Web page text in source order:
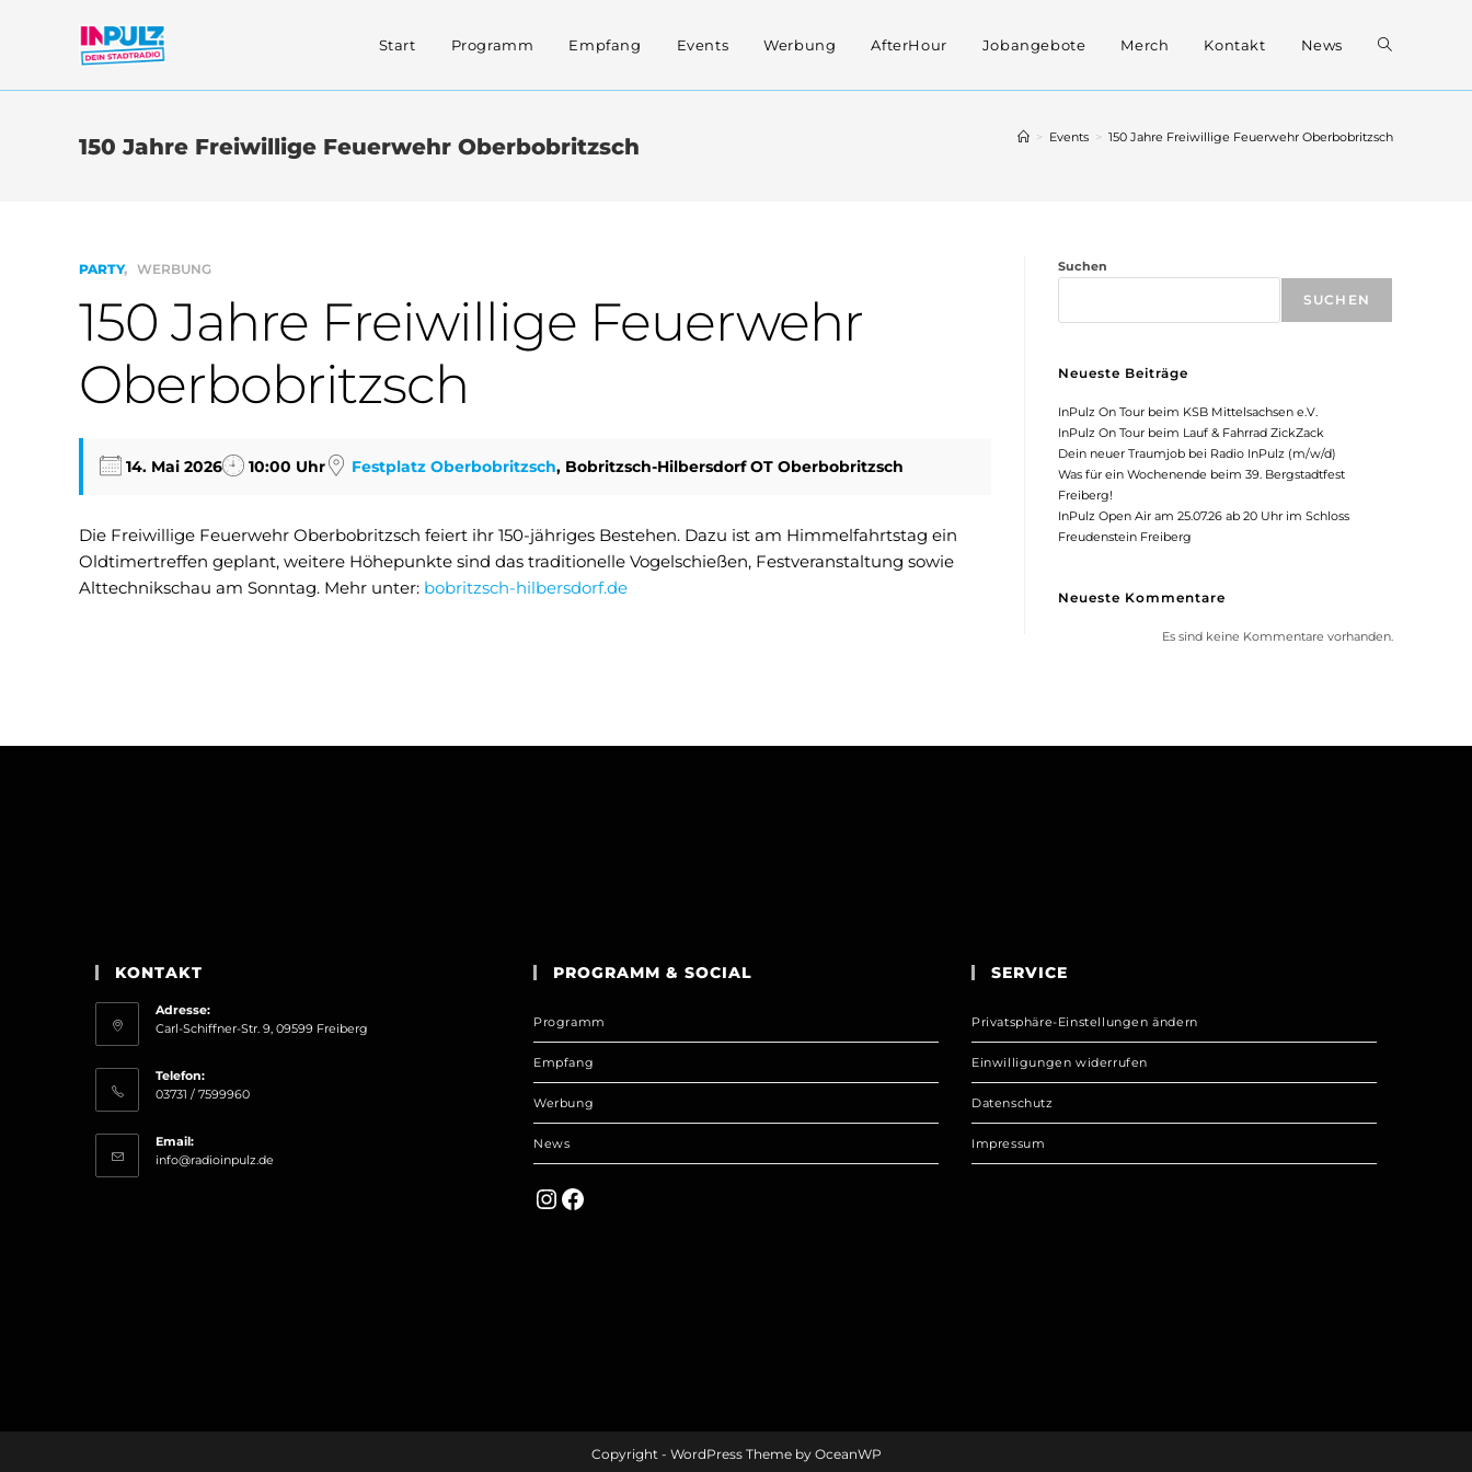
Start Programm Empfang Events Werbung AfterHour Jobangebote Merch Kontakt News Website-
Suche
150 Jahre Freiwillige Feuerwehr Oberbobritzsch > Events > 150 Jahre Freiwillige Feuerwehr Oberbobritzsch
PARTY WERBUNG
150 Jahre Freiwillige Feuerwehr
Oberbobritzsch
14. Mai 2026 10:00 Uhr Festplatz Oberbobritzsch, Bobritzsch-Hilbersdorf OT Oberbobritzsch
Die Freiwillige Feuerwehr Oberbobritzsch feiert ihr 150-jähriges Bestehen. Dazu ist am Himmelfahrtstag ein
Oldtimertreffen geplant, weitere Höhepunkte sind das traditionelle Vogelschießen, Festveranstaltung sowie
Alttechnikschau am Sonntag. Mehr unter: bobritzsch-hilbersdorf.de
Suchen
SUCHEN
Neueste Beiträge
InPulz On Tour beim KSB Mittelsachsen e.V.
InPulz On Tour beim Lauf & Fahrrad ZickZack
Dein neuer Traumjob bei Radio InPulz (m/w/d)
Was für ein Wochenende beim 39. Bergstadtfest
Freiberg!
InPulz Open Air am 25.07.26 ab 20 Uhr im Schloss
Freudenstein Freiberg
Neueste Kommentare
Es sind keine Kommentare vorhanden.
KONTAKT
Adresse:
Carl-Schiffner-Str. 9, 09599 Freiberg
Telefon:
03731 / 7599960
Email:
info@radioinpulz.de
PROGRAMM & SOCIAL
Programm
Empfang
Werbung
News
Instagram
Facebook
SERVICE
Privatsphäre-Einstellungen ändern
Einwilligungen widerrufen
Datenschutz
Impressum
Copyright - WordPress Theme by OceanWP